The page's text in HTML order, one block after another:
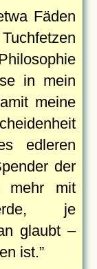
Fäden
in mein
meine
edleren
der
mehr mit
je
glaubt –
ist.